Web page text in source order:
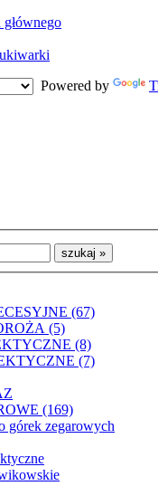
Powered by
(67)
(5)
(8)
(7)
(169)
górek zegarowych